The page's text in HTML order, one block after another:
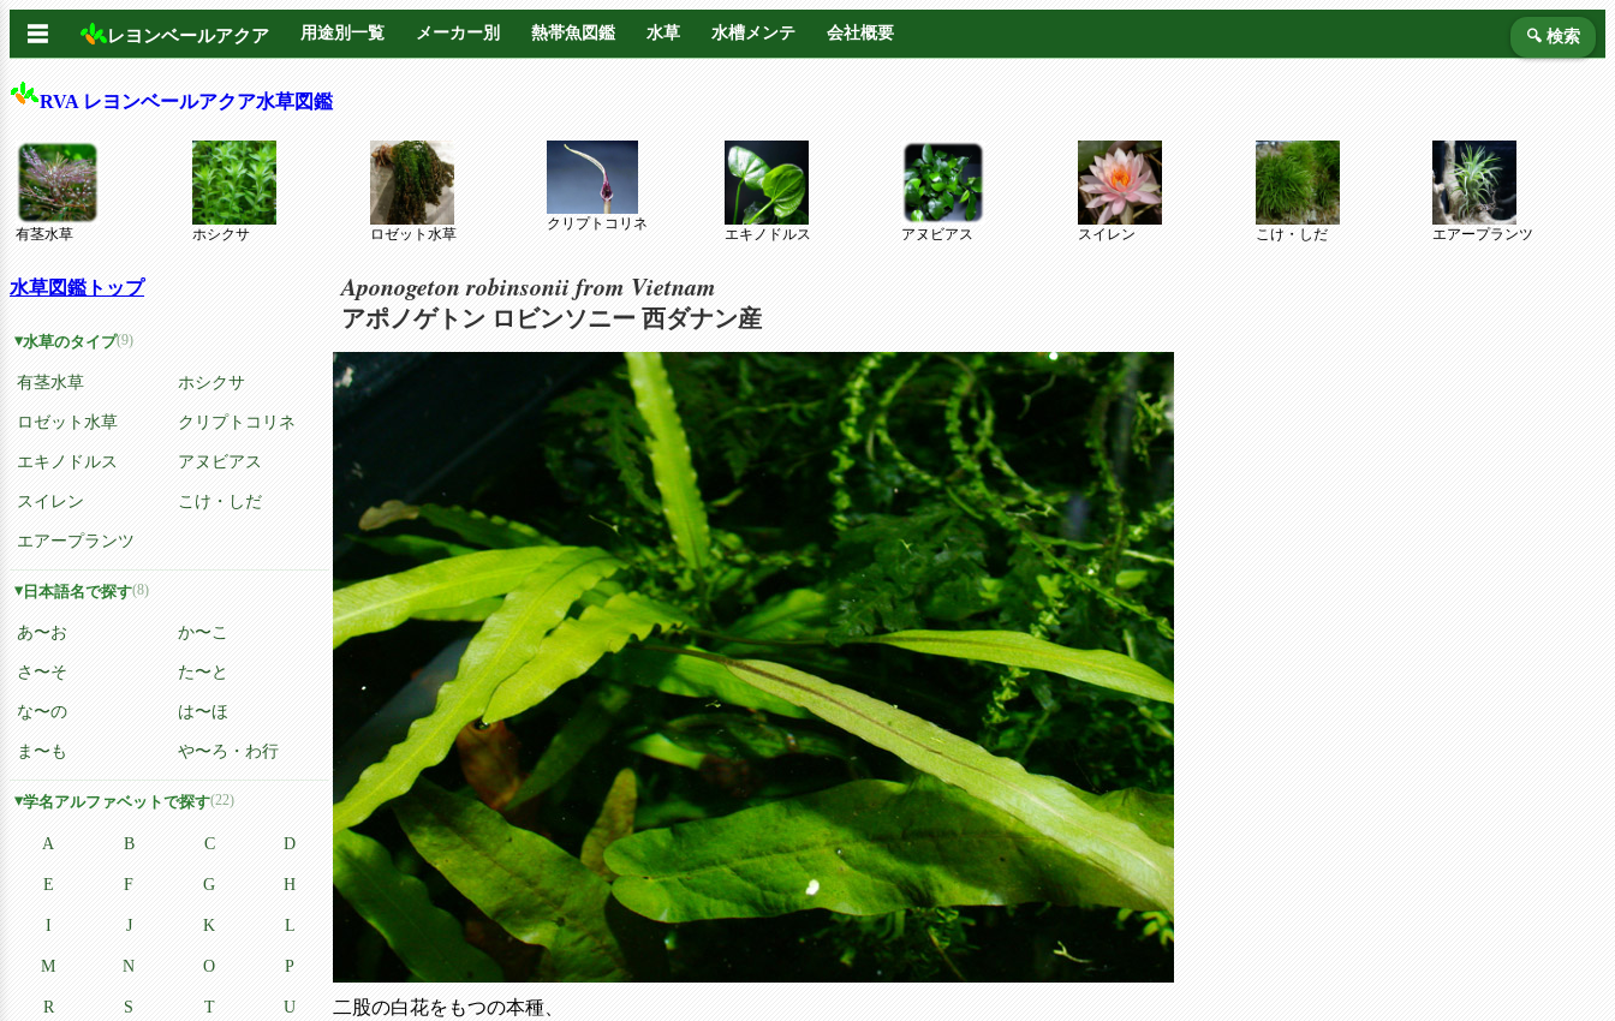
☰ レヨンベールアクア 用途別一覧 メーカー別 熱帯魚図鑑 水草 水槽メンテ 会社概要 🔍 検索
RVA レヨンベールアクア水草図鑑
有茎水草 ホシクサ ロゼット水草
クリプトコリネ
エキノドルス アヌビアス スイレン こけ・しだ エアープランツ
Aponogeton robinsonii from Vietnam
アポノゲトン ロビンソニー 西ダナン産
二股の白花をもつの本種、
水草図鑑トップ
水草のタイプ(9)
有茎水草 ホシクサ
ロゼット水草 クリプトコリネ
エキノドルス アヌビアス
スイレン こけ・しだ
エアープランツ
日本語名で探す(8)
あ〜お か〜こ
さ〜そ た〜と
な〜の は〜ほ
ま〜も や〜ろ・わ行
学名アルファベットで探す(22)
A B C D
E F G H
I J K L
M N O P
R S T U